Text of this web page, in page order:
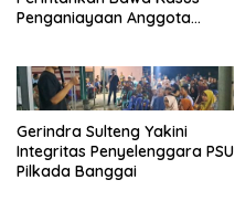
Penganiayaan Anggota
Gerindra Sulteng Yakini
Integritas Penyelenggara PSU
Pilkada Banggai